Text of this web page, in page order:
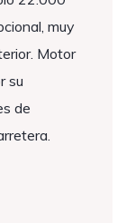
muy
Motor
su
de